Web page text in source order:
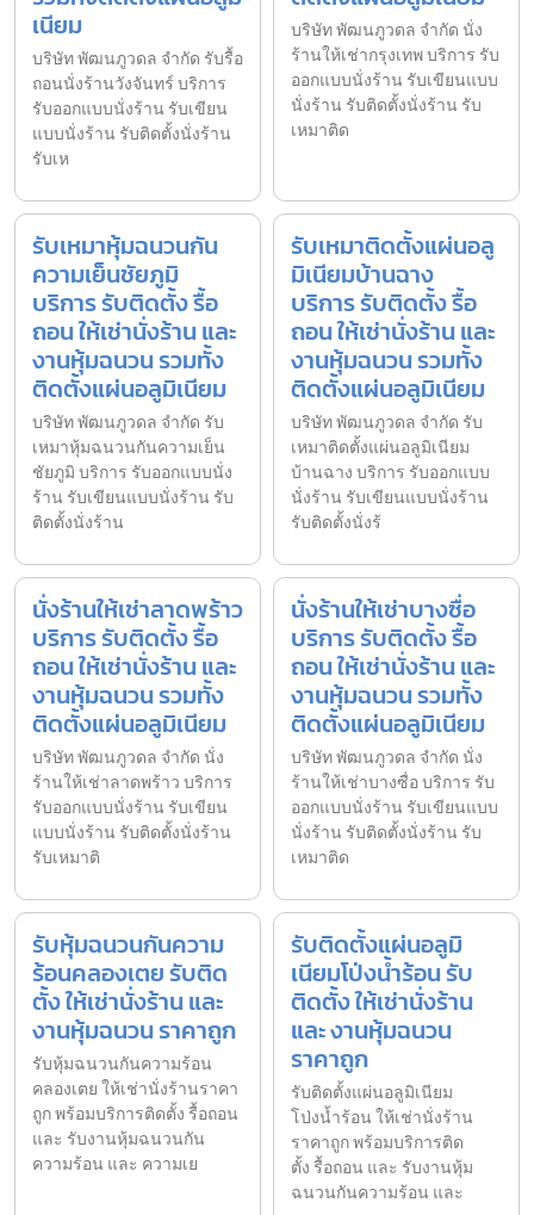
เนียม
บริษัท พัฒนภูวดล จำกัด รับรื้อ
ถอนนั่งร้านวังจันทร์ บริการ
รับออกแบบนั่งร้าน รับเขียน
แบบนั่งร้าน รับติดตั้งนั่งร้าน
รับเห
บริษัท พัฒนภูวดล จำกัด นั่ง
ร้านให้เช่ากรุงเทพ บริการ รับ
ออกแบบนั่งร้าน รับเขียนแบบ
นั่งร้าน รับติดตั้งนั่งร้าน รับ
เหมาติด
รับเหมาหุ้มฉนวนกัน
ความเย็นชัยภูมิ
บริการ รับติดตั้ง รื้อ
ถอน ให้เช่านั่งร้าน และ
งานหุ้มฉนวน รวมทั้ง
ติดตั้งแผ่นอลูมิเนียม
บริษัท พัฒนภูวดล จำกัด รับ
เหมาหุ้มฉนวนกันความเย็น
ชัยภูมิ บริการ รับออกแบบนั่ง
ร้าน รับเขียนแบบนั่งร้าน รับ
ติดตั้งนั่งร้าน
รับเหมาติดตั้งแผ่นอลู
มิเนียมบ้านฉาง
บริการ รับติดตั้ง รื้อ
ถอน ให้เช่านั่งร้าน และ
งานหุ้มฉนวน รวมทั้ง
ติดตั้งแผ่นอลูมิเนียม
บริษัท พัฒนภูวดล จำกัด รับ
เหมาติดตั้งแผ่นอลูมิเนียม
บ้านฉาง บริการ รับออกแบบ
นั่งร้าน รับเขียนแบบนั่งร้าน
รับติดตั้งนั่งร้
นั่งร้านให้เช่าลาดพร้าว
บริการ รับติดตั้ง รื้อ
ถอน ให้เช่านั่งร้าน และ
งานหุ้มฉนวน รวมทั้ง
ติดตั้งแผ่นอลูมิเนียม
บริษัท พัฒนภูวดล จำกัด นั่ง
ร้านให้เช่าลาดพร้าว บริการ
รับออกแบบนั่งร้าน รับเขียน
แบบนั่งร้าน รับติดตั้งนั่งร้าน
รับเหมาติ
นั่งร้านให้เช่าบางซื่อ
บริการ รับติดตั้ง รื้อ
ถอน ให้เช่านั่งร้าน และ
งานหุ้มฉนวน รวมทั้ง
ติดตั้งแผ่นอลูมิเนียม
บริษัท พัฒนภูวดล จำกัด นั่ง
ร้านให้เช่าบางซื่อ บริการ รับ
ออกแบบนั่งร้าน รับเขียนแบบ
นั่งร้าน รับติดตั้งนั่งร้าน รับ
เหมาติด
รับหุ้มฉนวนกันความ
ร้อนคลองเตย รับติด
ตั้ง ให้เช่านั่งร้าน และ
งานหุ้มฉนวน ราคาถูก
รับหุ้มฉนวนกันความร้อน
คลองเตย ให้เช่านั่งร้านราคา
ถูก พร้อมบริการติดตั้ง รื้อถอน
และ รับงานหุ้มฉนวนกัน
ความร้อน และ ความเย
รับติดตั้งแผ่นอลูมิ
เนียมโป่งน้ำร้อน รับ
ติดตั้ง ให้เช่านั่งร้าน
และ งานหุ้มฉนวน
ราคาถูก
รับติดตั้งแผ่นอลูมิเนียม
โป่งน้ำร้อน ให้เช่านั่งร้าน
ราคาถูก พร้อมบริการติด
ตั้ง รื้อถอน และ รับงานหุ้ม
ฉนวนกันความร้อน และ